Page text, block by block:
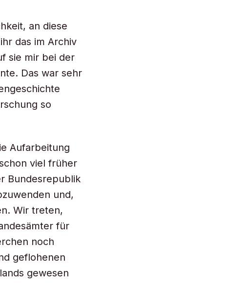
an diese
das im Archiv
sie mir bei der
Das war sehr
so
Aufarbeitung
viel früher
Bundesrepublik
und,
Wir treten,
für
noch
geflohenen
gewesen